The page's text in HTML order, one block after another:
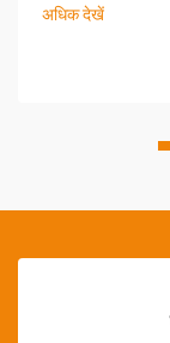
अधिक देखें